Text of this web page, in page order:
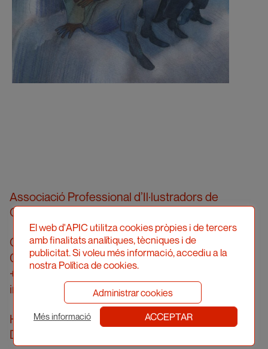
Associació Professional d’Il·lustradors de
Catalunya
Carrer Londres, 96, pral. 2a
08036 Barcelona
+34 934 161 474
info@apic.cat
Horari d’atenció telefònica
De dilluns a divendres de 10 a 14h
El web d'APIC utilitza cookies pròpies i de tercers
amb finalitats analítiques, tècniques i de
publicitat. Si voleu més informació, accediu a la
nostra Política de cookies.
Administrar cookies
Més informació ACCEPTAR